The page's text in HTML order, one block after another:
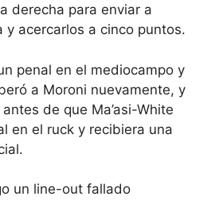
derecha para enviar a
y acercarlos a cinco puntos.
penal en el mediocampo y
a Moroni nuevamente, y
de que Ma’asi-White
en el ruck y recibiera una
un line-out fallado